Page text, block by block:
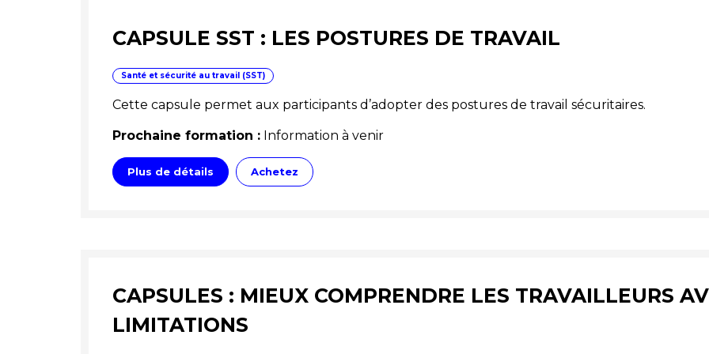
CAPSULE SST : LES POSTURES DE TRAVAIL
Santé et sécurité au travail (SST)
Cette capsule permet aux participants d’adopter des postures de travail sécuritaires.
Prochaine formation : Information à venir
Plus de détails Achetez
CAPSULES : MIEUX COMPRENDRE LES TRAVAILLEURS
LIMITATIONS